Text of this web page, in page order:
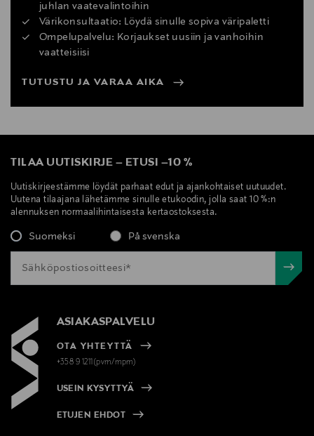
juhlan vaatevalintoihin
Värikonsultaatio: Löydä sinulle sopiva väripaletti
Ompelupalvelu: Korjaukset uusiin ja vanhoihin
vaatteisiisi
TUTUSTU JA VARAA AIKA
TILAA UUTISKIRJE – ETUSI –10 %
Uutiskirjeestämme löydät parhaat edut ja ajankohtaiset uutuudet.
Uutena tilaajana lähetämme sinulle etukoodin, jolla saat 10 %:n
alennuksen normaalihintaisesta kertaostoksesta.
Suomeksi På svenska
ASIAKASPALVELU
OTA YHTEYTTÄ
+358 9 1211(pvm/mpm)
USEIN KYSYTTYÄ
ETUJEN EHDOT